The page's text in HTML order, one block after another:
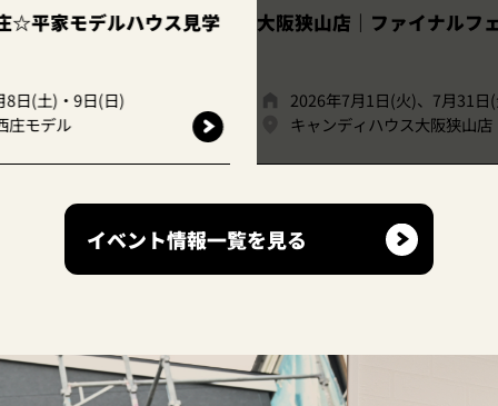
見学 大阪狭山店｜ファイナルフェア開催！
2026年7月1日(火)、7月31日(金)
キャンディハウス大阪狭山店
大阪
イベント情報一覧を見る